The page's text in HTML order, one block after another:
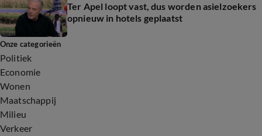
Ter Apel loopt vast, dus worden asielzoekers
opnieuw in hotels geplaatst
Onze categorieën
Politiek
Economie
Wonen
Maatschappij
Milieu
Verkeer